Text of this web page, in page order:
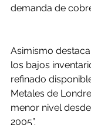
demanda de
Asimismo
los bajos
refinado
Metales de
menor nivel
2005”.